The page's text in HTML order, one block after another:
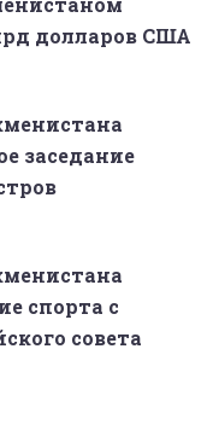
долларов США
заседание
спорта с
совета